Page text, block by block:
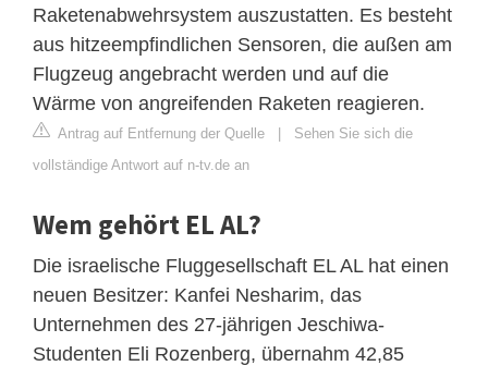
Raketenabwehrsystem auszustatten. Es besteht
aus hitzeempfindlichen Sensoren, die außen am
Flugzeug angebracht werden und auf die
Wärme von angreifenden Raketen reagieren.
Antrag auf Entfernung der Quelle | Sehen Sie sich die
vollständige Antwort auf n-tv.de an
Wem gehört EL AL?
Die israelische Fluggesellschaft EL AL hat einen
neuen Besitzer: Kanfei Nesharim, das
Unternehmen des 27-jährigen Jeschiwa-
Studenten Eli Rozenberg, übernahm 42,85